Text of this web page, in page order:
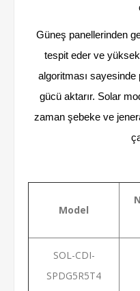
Güneş panellerinden
tespit eder ve
algoritması
gücü aktarır. Solar
zaman şebeke ve
Model
SOL-CDI-
SPDG5R5T4